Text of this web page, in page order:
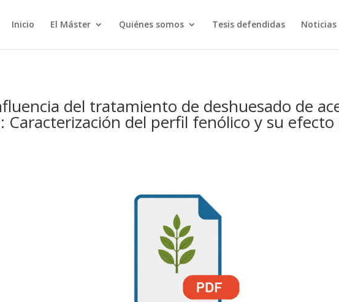
Inicio El Máster Quiénes somos Tesis defendidas Noticias
del tratamiento de deshuesado de
Caracterización del perfil fenólico y su